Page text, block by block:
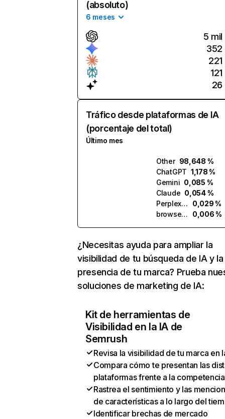
(absoluto)
6 meses
5 mil
352
221
121
26
Tráfico desde plataformas de IA
(porcentaje del total)
Último mes
Other 98,648 %
ChatGPT 1,178 %
Gemini 0,085 %
Claude 0,054 %
Perplexity
0,029 %
browse.ai
0,006 %
¿Necesitas ayuda para ampliar la
visibilidad de tu búsqueda de IA y la
presencia de tu marca? Prueba
soluciones de marketing de IA:
Kit de herramientas de
Visibilidad en la IA de
Semrush
Revisa la visibilidad de tu marca en
Compara cómo te presentan las
plataformas frente a la competencia
Rastrea el sentimiento y las
de características a lo largo del
Identificar brechas de mercado